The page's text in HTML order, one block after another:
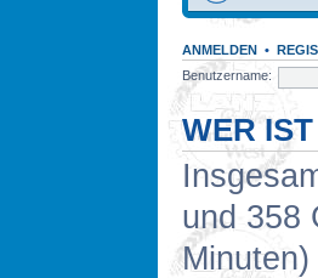
ANMELDEN •
Benutzername:
WER
und 358
Minuten)